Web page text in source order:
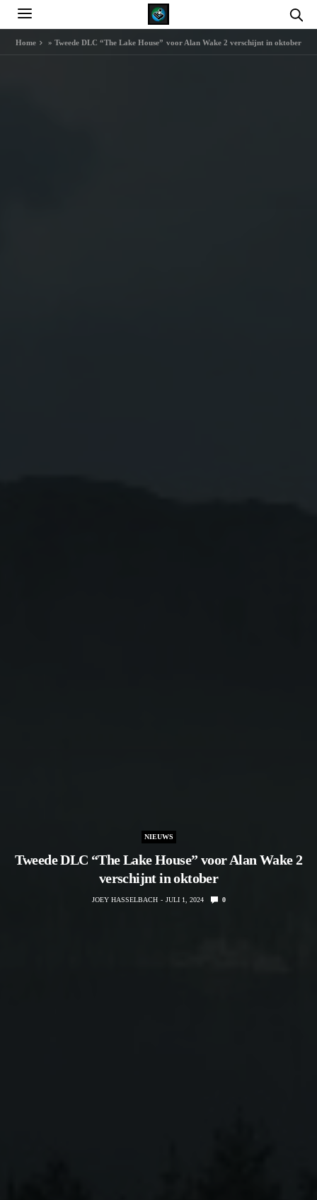
Home »Tweede DLC “The Lake House” voor Alan Wake 2 verschijnt in oktober
NIEUWS
Tweede DLC “The Lake House” voor Alan Wake 2
verschijnt in oktober
JOEY HASSELBACH JULI 1, 2024 0